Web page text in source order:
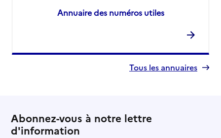
Annuaire des numéros utiles
Tous les annuaires
Abonnez-vous à notre lettre
d'information